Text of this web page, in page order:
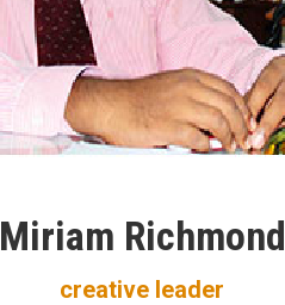
Miriam Richmond
creative leader